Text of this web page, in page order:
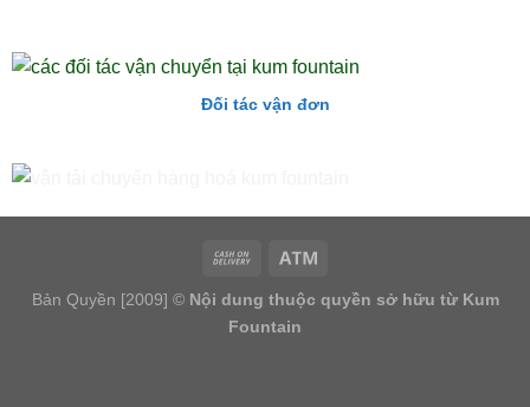
Đối tác vận đơn
Bản Quyền [2009] © Nội dung thuộc quyền sở hữu từ Kum
Fountain